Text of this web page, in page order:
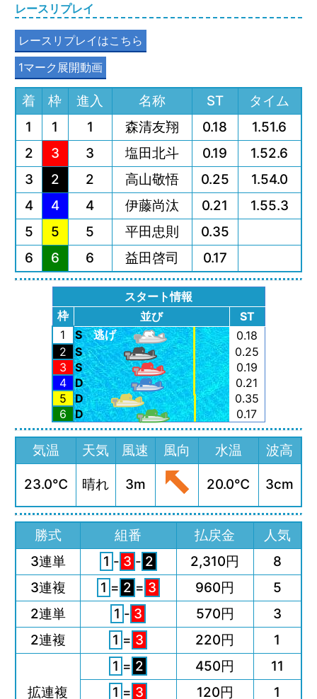
レースリプレイ
レースリプレイはこちら
1マーク展開動画
着 枠 進入 名称 ST
タイム
1
1 1 森清友翔 0.18
1.51.6
2
3 3 塩田北斗 0.19
1.52.6
3
2 2 高山敬悟 0.25
1.54.0
4
4 4 伊藤尚汰 0.21
1.55.3
5
5 5 平田忠則
0.35
6
6 6 益田啓司 0.17
スタート情報
枠
並び
ST
1
S 逃げ
0.18
2
S
0.25
3
S
0.19
4 D
0.21
5
D
0.35
6
D 0.17
気温 天気 風速 風向 水温 波高
23.0℃ 晴れ 3m 20.0℃ 3cm
勝式 組番 払戻金
人気
3連単
1 - 3 - 2 2,310円
8
3連複
1 = 2 = 3 960円
5
2連単
1 - 3 570円
3
2連複
1 = 3 220円 1
拡連複
1 = 2 450円
11
1 = 3 120円 1